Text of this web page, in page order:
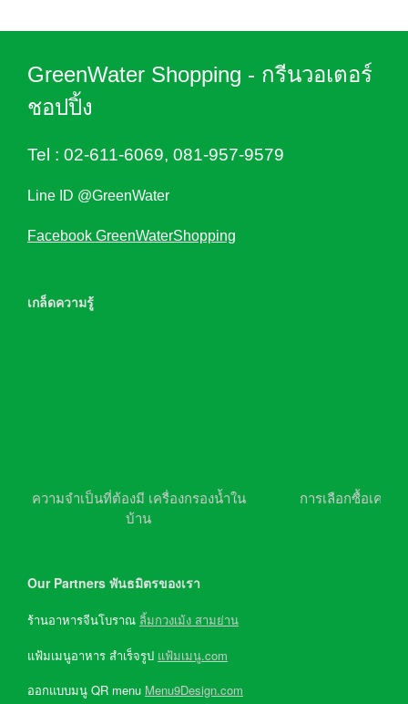
GreenWater Shopping - กรีนวอเตอร์
ชอปปิ้ง
Tel : 02-611-6069, 081-957-9579
Line ID @GreenWater
Facebook GreenWaterShopping
เกล็ดความรู้
ความจำเป็นที่ต้องมี เครื่องกรองน้ำใน
บ้าน
การเลือกซื้อเครื่อ
Our Partners พันธมิตรของเรา
ร้านอาหารจีนโบราณ ลิ้มกวงเม้ง สามย่าน
แฟ้มเมนูอาหาร สำเร็จรูป แฟ้มเมนู.com
ออกแบบมนู QR menu Menu9Design.com